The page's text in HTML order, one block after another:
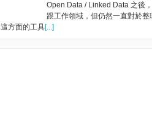
Open Data / Linked Data 之後
跟工作領域，但仍然一直對於
這方面的工具[...]